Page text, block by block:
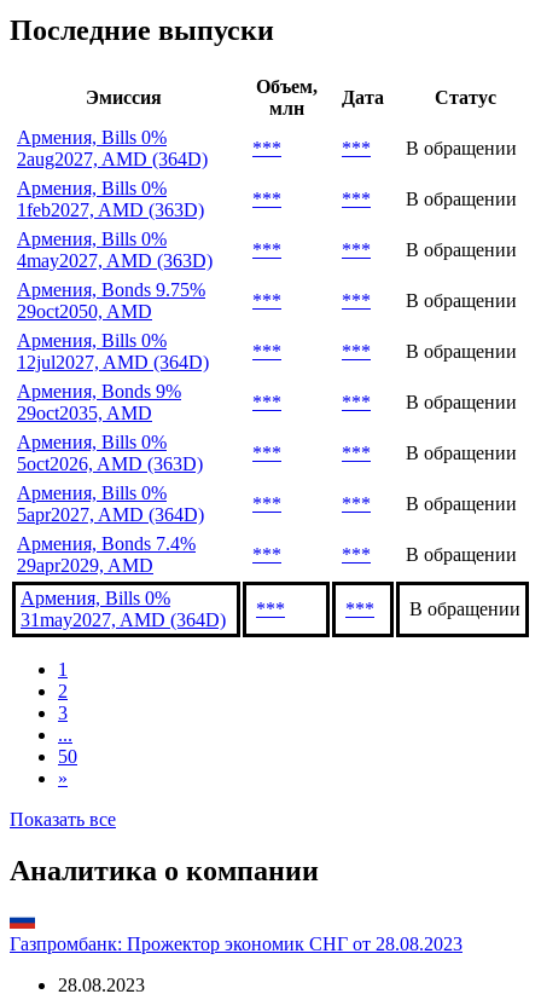
Последние выпуски
Эмиссия
Объем,
млн
Дата
Статус
Армения, Bills 0%
2aug2027, AMD (364D)
*** ***
В обращении
Армения, Bills 0%
1feb2027, AMD (363D)
*** ***
В обращении
Армения, Bills 0%
4may2027, AMD (363D)
*** ***
В обращении
Армения, Bonds 9.75%
29oct2050, AMD
*** ***
В обращении
Армения, Bills 0%
12jul2027, AMD (364D)
*** ***
В обращении
Армения, Bonds 9%
29oct2035, AMD
*** ***
В обращении
Армения, Bills 0%
5oct2026, AMD (363D)
*** ***
В обращении
Армения, Bills 0%
5apr2027, AMD (364D)
*** ***
В обращении
Армения, Bonds 7.4%
29apr2029, AMD
*** *** В обращении
Армения, Bills 0%
31may2027, AMD (364D)
*** *** В обращении
1
2
3
...
50
»
Показать все
Аналитика о компании
Газпромбанк: Прожектор экономик СНГ от 28.08.2023
28.08.2023